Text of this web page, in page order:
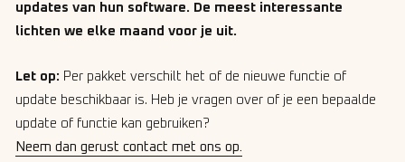
updates van hun software. De meest interessante
lichten we elke maand voor je uit.
Let op: Per pakket verschilt het of de nieuwe functie of
update beschikbaar is. Heb je vragen over of je een bepaalde
update of functie kan gebruiken?
Neem dan gerust contact met ons op.